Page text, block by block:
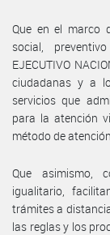
Que en el marco
social,
EJECUTIVO
ciudadanas y a
servicios que
para la atención
método de
Que asimismo,
igualitario,
trámites a
las reglas y los